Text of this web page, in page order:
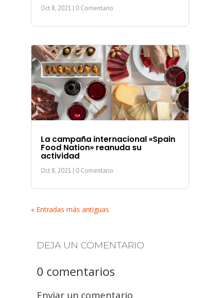
Oct 8, 2021 | 0 Comentario
La campaña internacional «Spain
Food Nation» reanuda su
actividad
Oct 8, 2021 | 0 Comentario
« Entradas más antiguas
DEJA UN COMENTARIO
0 comentarios
Enviar un comentario